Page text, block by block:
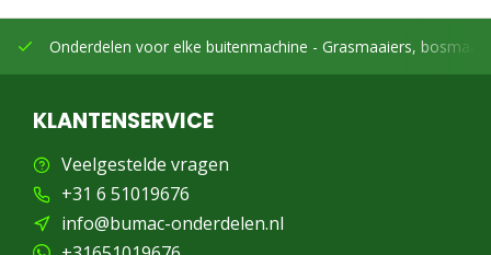
Onderdelen voor elke buitenmachine - Grasmaaiers,
KLANTENSERVICE
Veelgestelde vragen
+31 6 51019676
info@bumac-onderdelen.nl